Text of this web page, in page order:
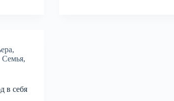
,
Семья,
в себя